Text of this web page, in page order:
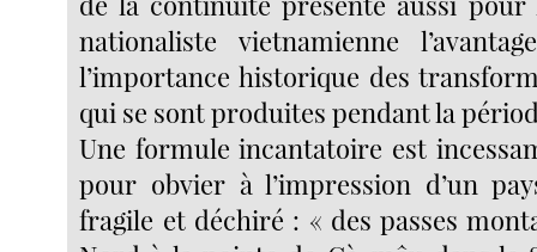
nationaliste vietnamienne
l’importance historique des
qui se sont produites pendant la
Une formule incantatoire est
pour obvier à l’impression d’un
fragile et déchiré : « des passes